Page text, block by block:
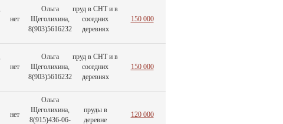
нет
Ольга
Щеголихина,
8(903)5616232
пруд в СНТ и в
соседних
деревнях
150 000
нет
Ольга
Щеголихина,
8(903)5616232
пруд в СНТ и в
соседних
деревнях
150 000
нет
Ольга
Щеголихина,
8(915)436-06-
пруды в
деревне
120 000